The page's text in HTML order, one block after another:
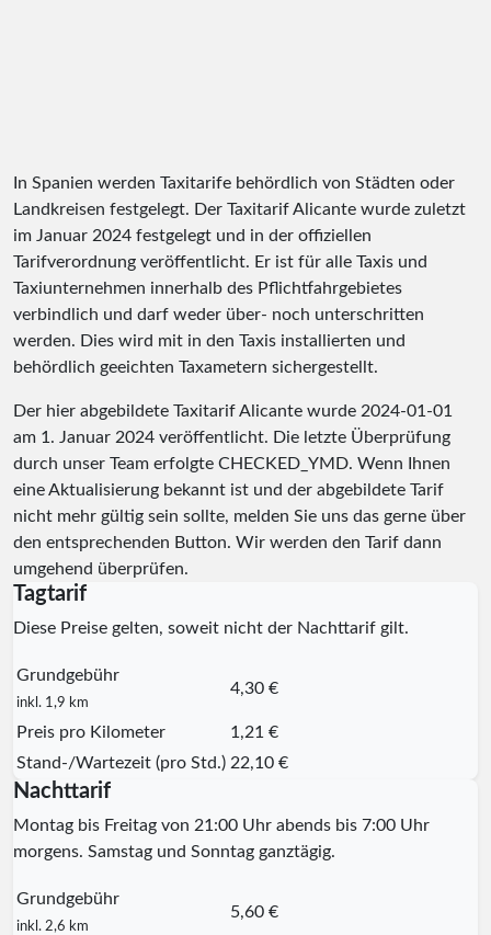
In Spanien werden Taxitarife behördlich von Städten oder
Landkreisen festgelegt. Der Taxitarif Alicante wurde zuletzt
im Januar 2024 festgelegt und in der offiziellen
Tarifverordnung veröffentlicht. Er ist für alle Taxis und
Taxiunternehmen innerhalb des Pflichtfahrgebietes
verbindlich und darf weder über- noch unterschritten
werden. Dies wird mit in den Taxis installierten und
behördlich geeichten Taxametern sichergestellt.
Der hier abgebildete Taxitarif Alicante wurde 2024-01-01
am 1. Januar 2024 veröffentlicht. Die letzte Überprüfung
durch unser Team erfolgte CHECKED_YMD. Wenn Ihnen
eine Aktualisierung bekannt ist und der abgebildete Tarif
nicht mehr gültig sein sollte, melden Sie uns das gerne über
den entsprechenden Button. Wir werden den Tarif dann
umgehend überprüfen.
Tagtarif
Diese Preise gelten, soweit nicht der Nachttarif gilt.
Grundgebühr
inkl. 1,9 km
4,30 €
Preis pro Kilometer
1,21 €
Stand-/Wartezeit (pro Std.) 22,10 €
Nachttarif
Montag bis Freitag von 21:00 Uhr abends bis 7:00 Uhr
morgens. Samstag und Sonntag ganztägig.
Grundgebühr
inkl. 2,6 km
5,60 €